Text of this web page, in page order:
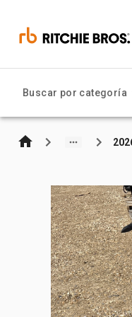
Buscar por categoría